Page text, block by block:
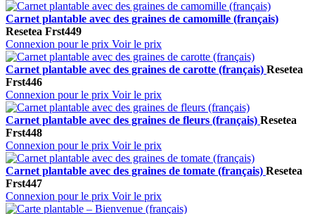
Carnet plantable avec des graines de camomille (français)
Resetea Frst449
Connexion pour le prix Voir le prix
Carnet plantable avec des graines de carotte (français) Resetea
Frst446
Connexion pour le prix Voir le prix
Carnet plantable avec des graines de fleurs (français) Resetea
Frst448
Connexion pour le prix Voir le prix
Carnet plantable avec des graines de tomate (français) Resetea
Frst447
Connexion pour le prix Voir le prix